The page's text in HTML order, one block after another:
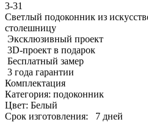
3-31
Светлый подоконник из
столешницу
Эксклюзивный проект
3D-проект в подарок
Бесплатный замер
3 года гарантии
Комплектация
Категория: подоконник
Цвет: Белый
Срок изготовления:
7 дней